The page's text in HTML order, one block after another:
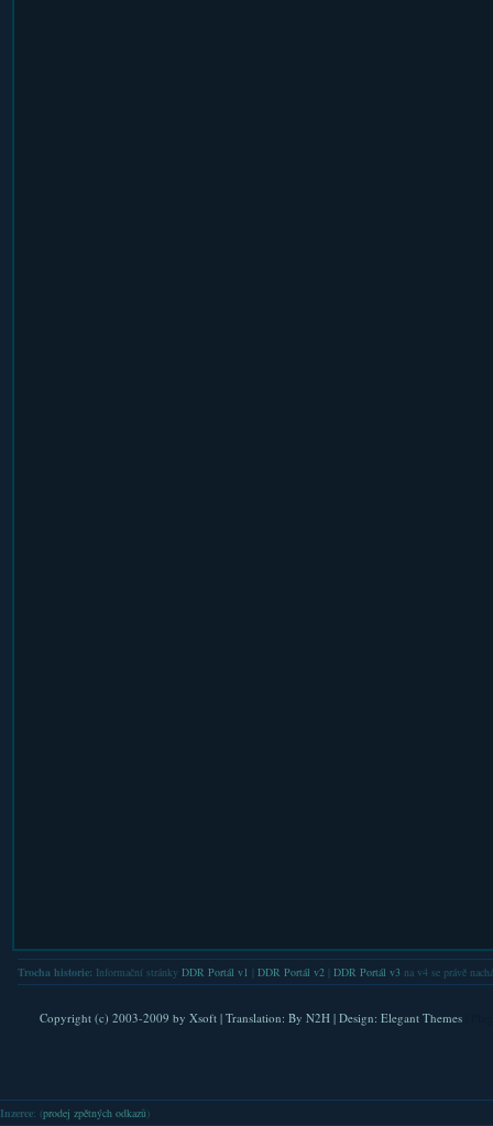
Trocha historie: Informační stránky DDR Portál v1 DDR Portál v2| DDR Portál v3na v4 se právě
Copyright (c) 2003-2009 by Xsoft| Translation: By N2H| Design: Elegant Themes
Inzerce: (prodej zpětných odkazů )